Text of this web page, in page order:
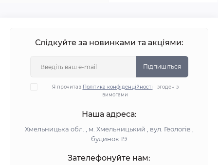
Слідкуйте за новинками та акціями:
Підпишіться
Я прочитав Політика конфіденційності і згоден з
вимогами
Наша адреса:
Хмельницька обл. , м. Хмельницький , вул. Геологів ,
будинок 19
Зателефонуйте нам: